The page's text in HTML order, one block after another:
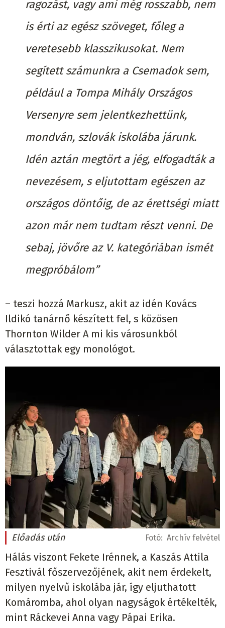
ragozást, vagy ami még rosszabb, nem
is érti az egész szöveget, főleg a
veretesebb klasszikusokat. Nem
segített számunkra a Csemadok sem,
például a Tompa Mihály Országos
Versenyre sem jelentkezhettünk,
mondván, szlovák iskolába járunk.
Idén aztán megtört a jég, elfogadták a
nevezésem, s eljutottam egészen az
országos döntőig, de az érettségi miatt
azon már nem tudtam részt venni. De
sebaj, jövőre az V. kategóriában ismét
megpróbálom”
– teszi hozzá Markusz, akit az idén Kovács
Ildikó tanárnő készített fel, s közösen
Thornton Wilder A mi kis városunkból
választottak egy monológot.
Előadás után Fotó: Archív felvétel
Hálás viszont Fekete Irénnek, a Kaszás Attila
Fesztivál főszervezőjének, akit nem érdekelt,
milyen nyelvű iskolába jár, így eljuthatott
Komáromba, ahol olyan nagyságok értékelték,
mint Ráckevei Anna vagy Pápai Erika.